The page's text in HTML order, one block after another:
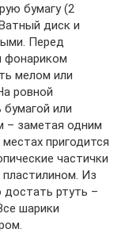
бумагу (2
диск и
Перед
фонариком
мелом или
ровной
или
– заметая одним
пригодится
частички
Из
достать ртуть –
шарики